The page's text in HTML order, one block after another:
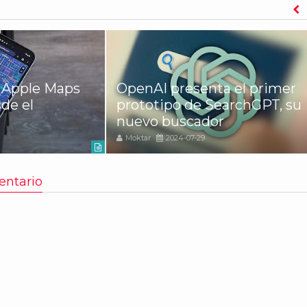
Maps
el
OpenAI presenta el primer
prototipo de SearchGPT, su
nuevo buscador
Moktar 2024-07-29